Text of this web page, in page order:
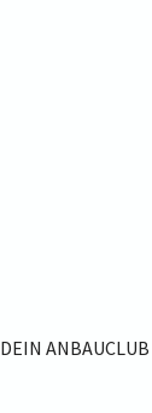
DEIN